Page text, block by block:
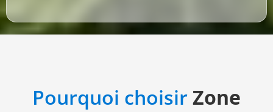
Pourquoi choisirZone